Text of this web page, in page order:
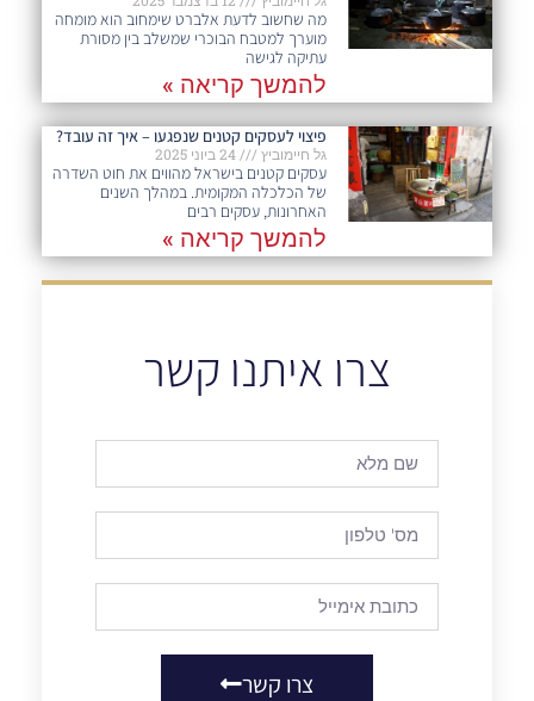
מה שחשוב לדעת אלברט שימחוב הוא מומחה
מוערך למטבח הבוכרי שמשלב בין מסורת
עתיקה לגישה
להמשך קריאה »
פיצוי לעסקים קטנים שנפגעו – איך זה עובד?
גל חיימוביץ
עסקים קטנים בישראל מהווים את חוט השדרה
של הכלכלה המקומית. במהלך השנים
האחרונות, עסקים רבים
להמשך קריאה »
צרו איתנו קשר
צרו קשר